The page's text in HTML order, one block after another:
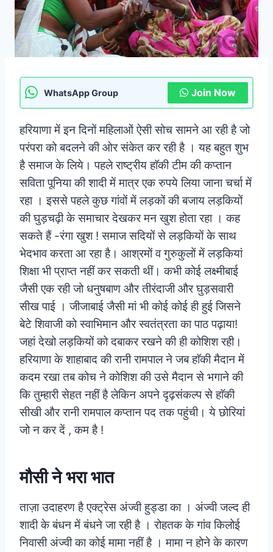
WhatsApp Group Join Now
हरियाणा में इन दिनों महिलाओं ऐसी सोच सामने आ रही है जो
परंपरा को बदलने की ओर संकेत कर रही है । यह बहुत शुभ
है समाज के लिये। पहले राष्ट्रीय हाॅकी टीम की कप्तान
सविता पूनिया की शादी में मात्र एक रुपये लिया जाना चर्चा में
रहा । इससे पहले कुछ गांवों में लड़कों की बजाय लड़कियों
की घुड़चढ़ी के समाचार देखकर मन खुश होता रहा । कह
सकते हैं -रंगा खुश ! समाज सदियों से लड़कियों के साथ
भेदभाव करता आ रहा है। आश्रमों व गुरुकुलों में लड़कियां
शिक्षा भी प्राप्त नहीं कर सकती थीं। कभी कोई लक्ष्मीबाई
जैसी एक रही जो धनुषबाण और तीरंदाजी और घुड़सवारी
सीख पाई । जीजाबाई जैसी मां भी कोई कोई ही हुई जिसने
बेटे शिवाजी को स्वाभिमान और स्वतंत्रता का पाठ पढ़ाया!
जहां देखो लड़कियों को दबाकर रखने की ही कोशिश रही।
हरियाणा के शाहाबाद की रानी रामपाल ने जब हाॅकी मैदान में
कदम रखा तब कोच ने कोशिश की उसे मैदान से भगाने की
कि तुम्हारी सेहत नहीं है लेकिन अपने दृढ़संकल्प से हाॅकी
सीखी और रानी रामपाल कप्तान पद तक पहुंची। ये छोरियां
जो न कर दें , कम है !
मौसी ने भरा भात
ताज़ा उदाहरण है एक्ट्रेस अंज्वी हुड्डा का । अंज्वी जल्द ही
शादी के बंधन में बंधने जा रही है । रोहतक के गांव किलोई
निवासी अंज्वी का कोई मामा नहीं है । मामा न होने के कारण